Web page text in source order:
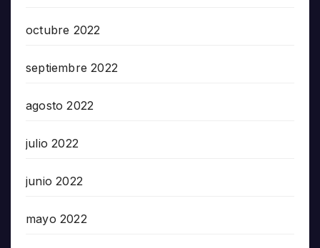
octubre 2022
septiembre 2022
agosto 2022
julio 2022
junio 2022
mayo 2022